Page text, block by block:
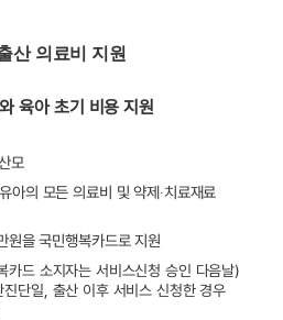
산 의료비 지원
육아 초기 비용 지원
모
아의 모든 의료비 및 약제∙치료재료
원을 국민행복카드로 지원
카드 소지자는 서비스신청 승인 다음날)
진단일, 출산 이후 서비스 신청한 경우